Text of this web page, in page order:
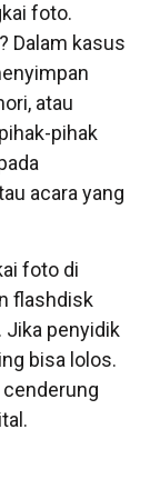
foto.
Dalam kasus
atau
pihak
acara yang
foto di
flashdisk
Jika penyidik
bisa lolos.